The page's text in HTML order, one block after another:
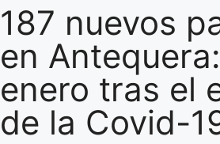
187 nuevos
en
enero tras el
de la Covid-